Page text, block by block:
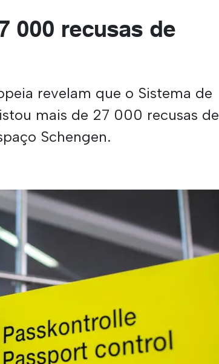
000 recusas de
revelam que o Sistema de
mais de 27 000 recusas de
Schengen.